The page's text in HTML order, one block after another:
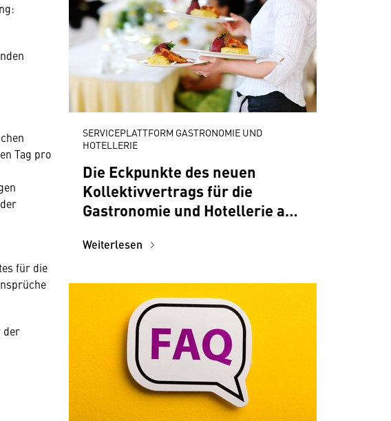
Tag pro
für die
der
SERVICEPLATTFORM GASTRONOMIE UND
HOTELLERIE
Die Eckpunkte des neuen
Kollektivvertrags für die
Gastronomie und Hotellerie ab
Weiterlesen